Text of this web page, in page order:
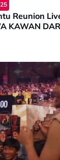
Reunion
KAWAN